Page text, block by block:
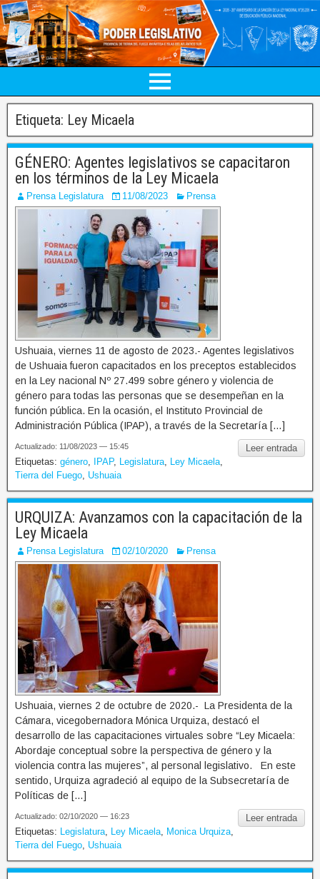
Etiqueta: Ley Micaela
GÉNERO: Agentes legislativos se capacitaron
en los términos de la Ley Micaela
Prensa Legislatura 11/08/2023 Prensa
Ushuaia, viernes 11 de agosto de 2023.- Agentes legislativos
de Ushuaia fueron capacitados en los preceptos establecidos
en la Ley nacional Nº 27.499 sobre género y violencia de
género para todas las personas que se desempeñan en la
función pública. En la ocasión, el Instituto Provincial de
Administración Pública (IPAP), a través de la Secretaría […]
Leer entrada
Actualizado: 11/08/2023 — 15:45
Etiquetas: género IPAP, Legislatura Ley Micaela
Tierra del Fuego Ushuaia
URQUIZA: Avanzamos con la capacitación de la
Ley Micaela
Prensa Legislatura 02/10/2020 Prensa
Ushuaia, viernes 2 de octubre de 2020.- La Presidenta de la
Cámara, vicegobernadora Mónica Urquiza, destacó el
desarrollo de las capacitaciones virtuales sobre “Ley Micaela:
Abordaje conceptual sobre la perspectiva de género y la
violencia contra las mujeres”, al personal legislativo. En este
sentido, Urquiza agradeció al equipo de la Subsecretaría de
Políticas de […]
Leer entrada
Actualizado: 02/10/2020 — 16:23
Etiquetas: Legislatura Ley Micaela Monica Urquiza
Tierra del Fuego Ushuaia